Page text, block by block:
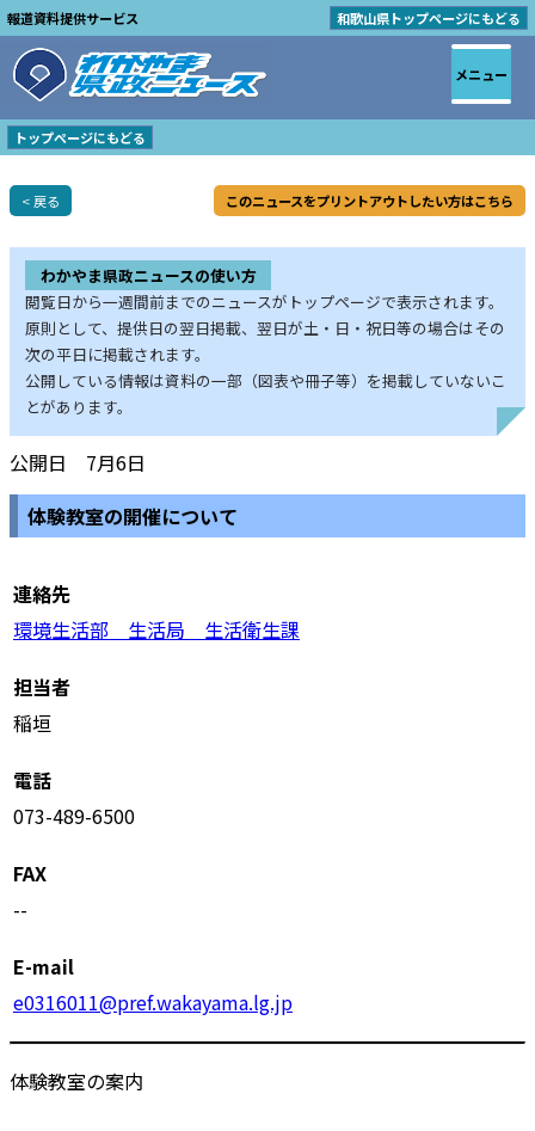
報道資料提供サービス 和歌山県トップページにもどる
トップページにもどる
< 戻る このニュースをプリントアウトしたい方はこちら
わかやま県政ニュースの使い方
閲覧日から一週間前までのニュースがトップページで表示されます。
原則として、提供日の翌日掲載、翌日が土・日・祝日等の場合はその
次の平日に掲載されます。
公開している情報は資料の一部（図表や冊子等）を掲載していないこ
とがあります。
公開日 7月6日
体験教室の開催について
連絡先
環境生活部 生活局 生活衛生課
担当者
稲垣
電話
073-489-6500
FAX
--
E-mail
e0316011@pref.wakayama.lg.jp
体験教室の案内
メニュー